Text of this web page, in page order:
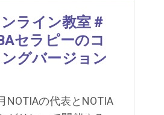
ライン教室＃
セラピーのコ
グバージョン
NOTIAの代表とNOTIA